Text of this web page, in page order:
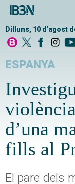
Dilluns, 10 d'agost
ESPANYA
d’una
fills al
El pare dels